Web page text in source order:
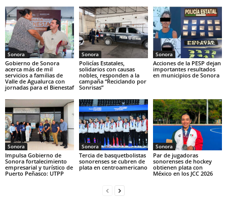
Sonora
Gobierno de Sonora
acerca más de mil
servicios a familias de
Valle de Agualurca con
jornadas para el Bienestaf
Sonora
Policías Estatales,
solidarios con causas
nobles, responden a la
campaña “Reciclando por
Sonrisas”
Sonora
Acciones de la PESP dejan
importantes resultados
en municipios de Sonora
Sonora
Impulsa Gobierno de
Sonora fortalecimiento
empresarial y turístico de
Puerto Peñasco: UTPP
Sonora
Tercia de basquetbolistas
sonorenses se cubren de
plata en centroamericano
Sonora
Par de jugadoras
sonorenses de hockey
obtienen plata con
México en los JCC 2026